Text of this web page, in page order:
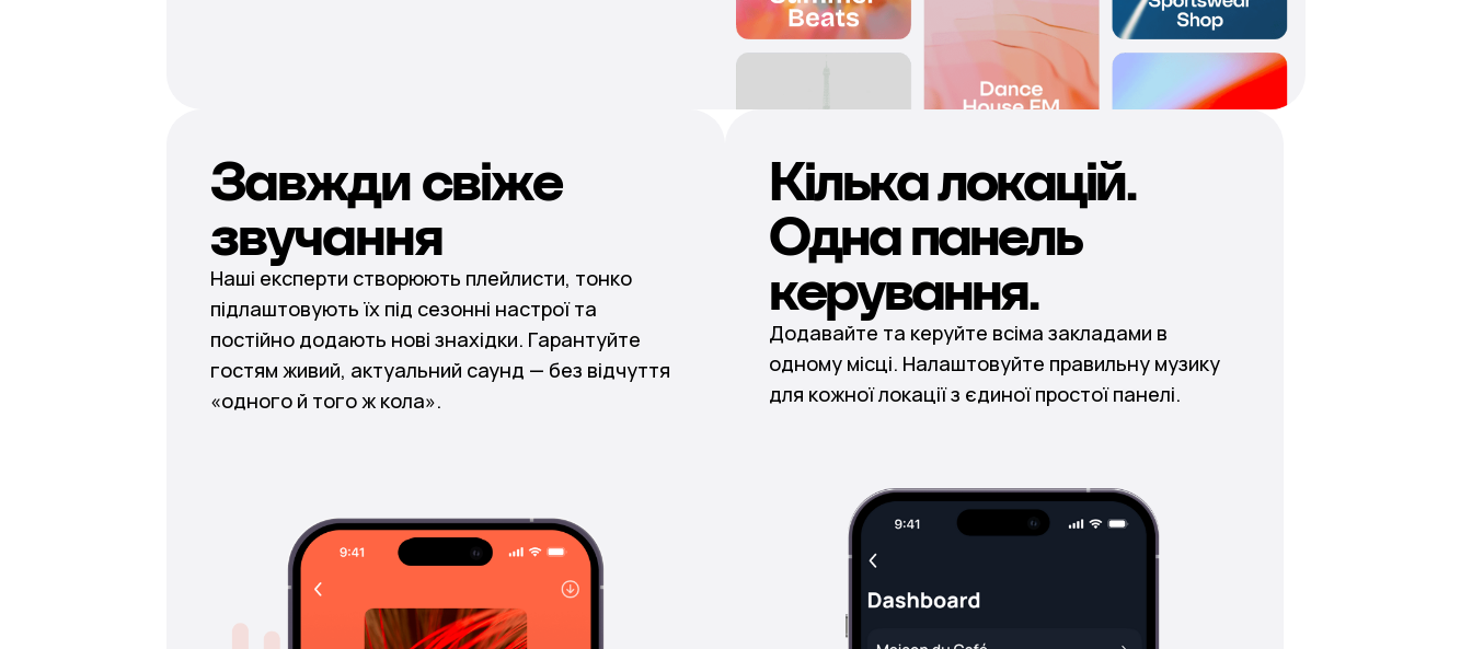
Завжди свіже
звучання
Наші експерти створюють плейлисти, тонко
підлаштовують їх під сезонні настрої та
постійно додають нові знахідки. Гарантуйте
гостям живий, актуальний саунд — без відчуття
«одного й того ж кола».
Кілька локацій.
Одна панель
керування.
Додавайте та керуйте всіма закладами в
одному місці. Налаштовуйте правильну музику
для кожної локації з єдиної простої панелі.